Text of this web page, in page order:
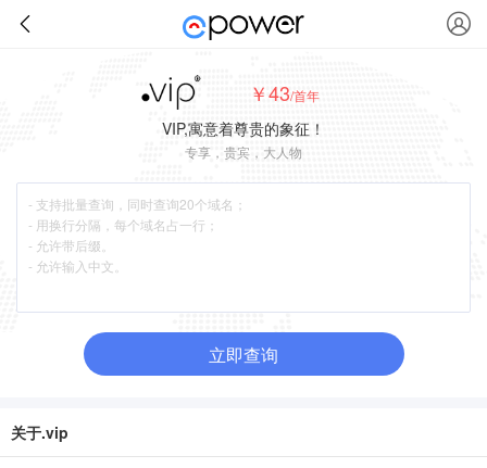
￥43/首年
VIP,寓意着尊贵的象征！
专享，贵宾，大人物
立即查询
关于.vip